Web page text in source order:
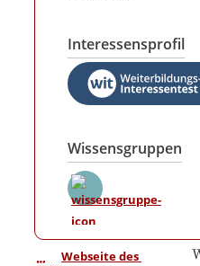
Interessensprofil
Wissensgruppen
Webseite des